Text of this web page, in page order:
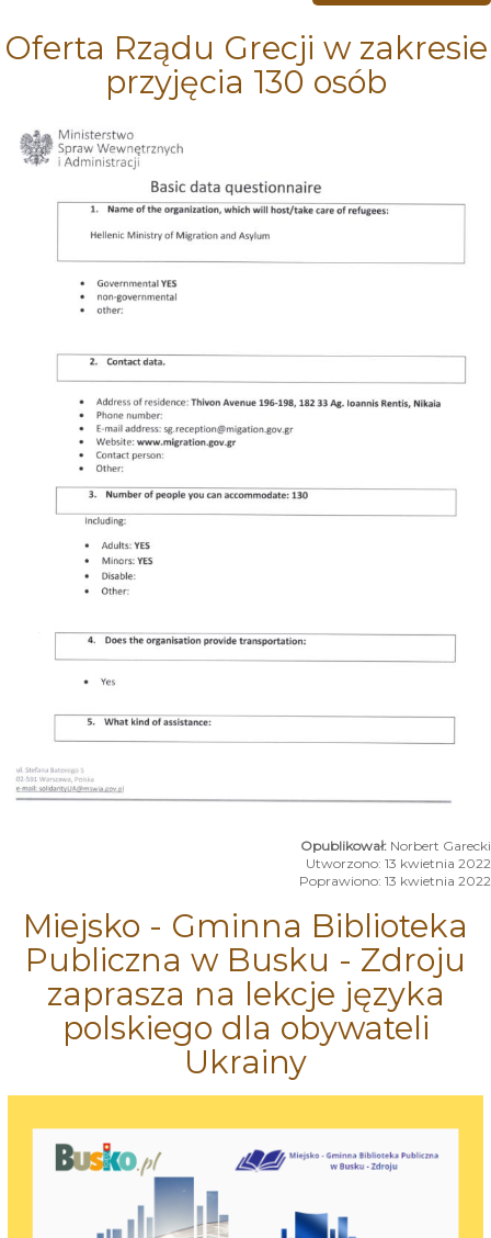
Oferta Rządu Grecji w zakresie
przyjęcia 130 osób
Norbert Garecki
Utworzono: 13 kwietnia 2022
Poprawiono: 13 kwietnia 2022
Miejsko - Gminna Biblioteka
Publiczna w Busku - Zdroju
zaprasza na lekcje języka
polskiego dla obywateli
Ukrainy